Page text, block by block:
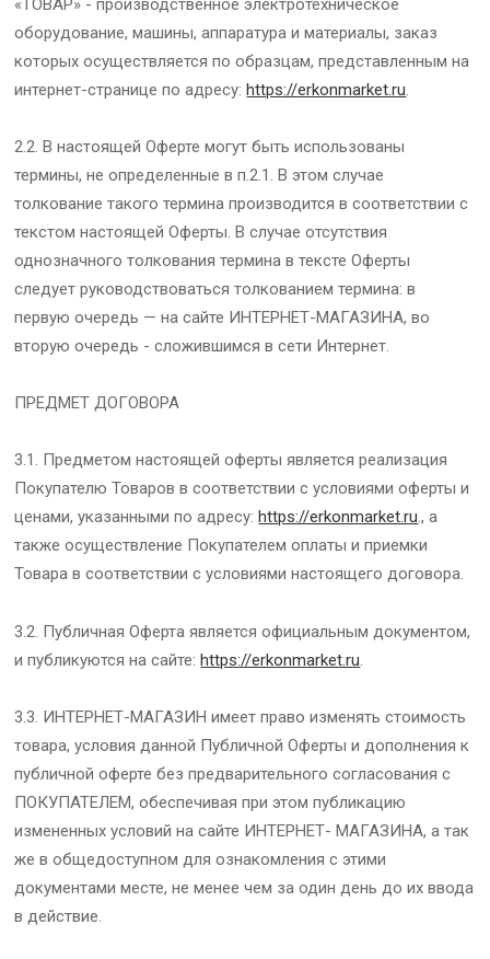
оборудование, машины, аппаратура и материалы, заказ
которых осуществляется по образцам, представленным на
интернет-странице по адресу:https://erkonmarket.ru
2.2. В настоящей Оферте могут быть использованы
термины, не определенные в п.2.1. В этом случае
толкование такого термина производится в соответствии с
текстом настоящей Оферты. В случае отсутствия
однозначного толкования термина в тексте Оферты
следует руководствоваться толкованием термина: в
первую очередь — на сайте ИНТЕРНЕТ-МАГАЗИНА, во
вторую очередь - сложившимся в сети Интернет.
ПРЕДМЕТ ДОГОВОРА
3.1. Предметом настоящей оферты является реализация
Покупателю Товаров в соответствии с условиями оферты и
ценами, указанными по адресу:https://erkonmarket.ru., а
также осуществление Покупателем оплаты и приемки
Товара в соответствии с условиями настоящего договора.
3.2. Публичная Оферта является официальным документом,
и публикуются на сайте:https://erkonmarket.ru
3.3. ИНТЕРНЕТ-МАГАЗИН имеет право изменять стоимость
товара, условия данной Публичной Оферты и дополнения к
публичной оферте без предварительного согласования с
ПОКУПАТЕЛЕМ, обеспечивая при этом публикацию
измененных условий на сайте ИНТЕРНЕТ- МАГАЗИНА, а так
же в общедоступном для ознакомления с этими
документами месте, не менее чем за один день до их ввода
в действие.